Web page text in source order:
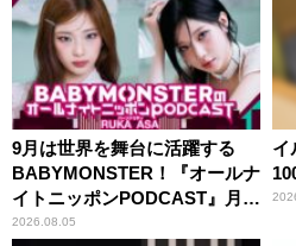
9月は世界を舞台に活躍する
BABYMONSTER！『オールナ
イトニッポンPODCAST』月替
わりパーソナリティ
2026.08.05
イ